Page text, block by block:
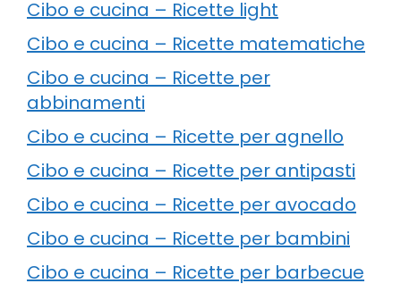
Cibo e cucina – Ricette light
Cibo e cucina – Ricette matematiche
Cibo e cucina – Ricette per
abbinamenti
Cibo e cucina – Ricette per agnello
Cibo e cucina – Ricette per antipasti
Cibo e cucina – Ricette per avocado
Cibo e cucina – Ricette per bambini
Cibo e cucina – Ricette per barbecue